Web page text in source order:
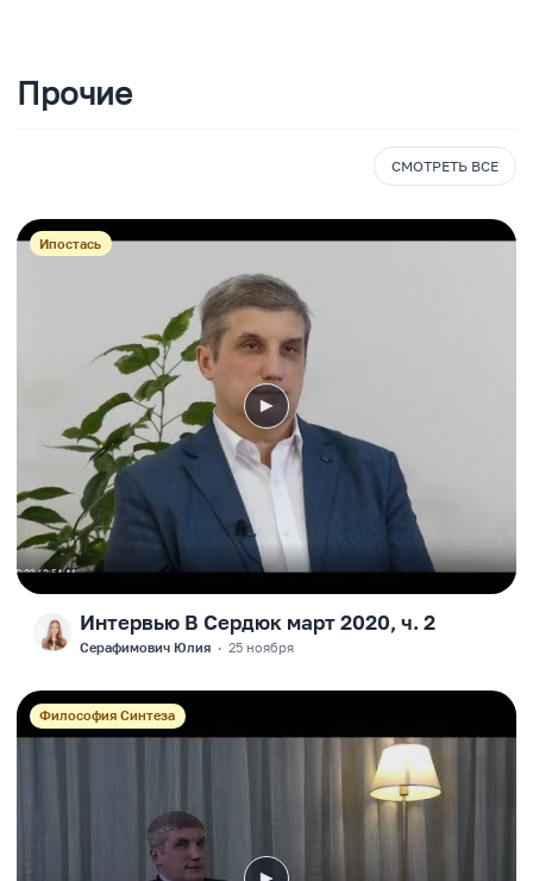
Прочие
СМОТРЕТЬ ВСЕ
Ипостась
F Интервью В Сердюк март 2020, ч. 2
Серафимович Юлия · 25 ноября
Философия Синтеза